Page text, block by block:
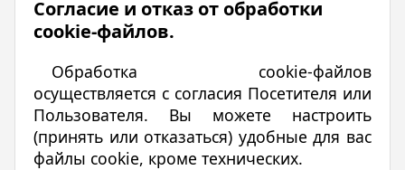
Согласие и отказ от обработки
cookie-файлов.
Обработка cookie-файлов
осуществляется с согласия Посетителя или
Пользователя. Вы можете настроить
(принять или отказаться) удобные для вас
файлы cookie, кроме технических.